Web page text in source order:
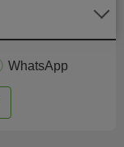
WhatsApp